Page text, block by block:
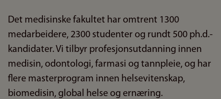
Det medisinske fakultet har omtrent 1300
medarbeidere, 2300 studenter og rundt 500 ph.d.-
kandidater. Vi tilbyr profesjonsutdanning innen
medisin, odontologi, farmasi og tannpleie, og har
flere masterprogram innen helsevitenskap,
biomedisin, global helse og ernæring.